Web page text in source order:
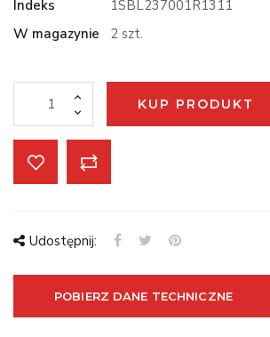
Indeks
1SBL237001R1311
W magazynie
2 szt.
KUP PRODUKT
Udostępnij:
POBIERZ DANE TECHNICZNE